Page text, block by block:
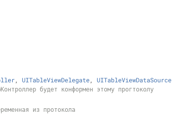
, UITableViewDelegate, UITableViewDataSource
будет конформен этому прогтоколу
из протокола